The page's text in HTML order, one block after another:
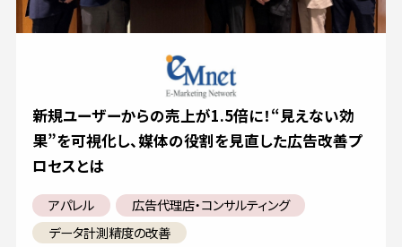
新規ユーザーからの売上が1.5倍に！“見えない効
果”を可視化し、媒体の役割を見直した広告改善プ
ロセスとは
アパレル
広告代理店・コンサルティング
データ計測精度の改善